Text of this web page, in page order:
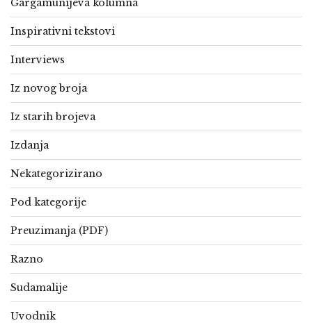
Gargamunijeva kolumna
Inspirativni tekstovi
Interviews
Iz novog broja
Iz starih brojeva
Izdanja
Nekategorizirano
Pod kategorije
Preuzimanja (PDF)
Razno
Sudamalije
Uvodnik